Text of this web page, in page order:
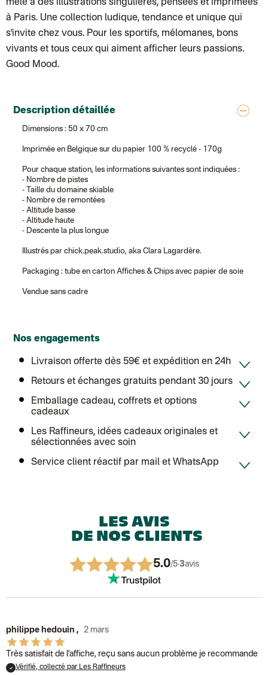
mêlé à des illustrations singulières, pensées et imprimées
à Paris. Une collection ludique, tendance et unique qui
s’invite chez vous. Pour les sportifs, mélomanes, bons
vivants et tous ceux qui aiment afficher leurs passions.
Good Mood.
Description détaillée
Dimensions : 50 x 70 cm
Imprimée en Belgique sur du papier 100 % recyclé - 170g
Pour chaque station, les informations suivantes sont indiquées :
- Nombre de pistes
- Taille du domaine skiable
- Nombre de remontées
- Altitude basse
- Altitude haute
- Descente la plus longue
Illustrés par chick.peak.studio, aka Clara Lagardère.
Packaging : tube en carton Affiches & Chips avec papier de soie
Vendue sans cadre
Nos engagements
Livraison offerte dès 59€ et expédition en 24h
Retours et échanges gratuits pendant 30 jours
Emballage cadeau, coffrets et options
cadeaux
Les Raffineurs, idées cadeaux originales et
sélectionnées avec soin
Service client réactif par mail et WhatsApp
LES AVIS
DE NOS CLIENTS
5.0/5·3avis
philippe hedouin , 2 mars
Très satisfait de l’affiche, reçu sans aucun problème je recommande
Vérifié, collecté par Les Raffineurs